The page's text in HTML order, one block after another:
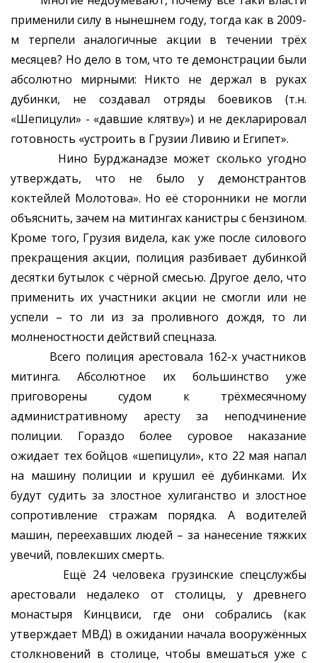
применили силу в нынешнем году, тогда как в 2009-
м терпели аналогичные акции в течении трёх
месяцев? Но дело в том, что те демонстрации были
абсолютно мирными: Никто не держал в руках
дубинки, не создавал отряды боевиков (т.н.
«Шепицули» - «давшие клятву») и не декларировал
готовность «устроить в Грузии Ливию и Египет».
Нино Бурджанадзе может сколько угодно
утверждать, что не было у демонстрантов
коктейлей Молотова». Но её сторонники не могли
объяснить, зачем на митингах канистры с бензином.
Кроме того, Грузия видела, как уже после силового
прекращения акции, полиция разбивает дубинкой
десятки бутылок с чёрной смесью. Другое дело, что
применить их участники акции не смогли или не
успели – то ли из за проливного дождя, то ли
молненостности действий спецназа.
Всего полиция арестовала 162-х участников
митинга. Абсолютное их большинство уже
приговорены судом к трёхмесячному
административному аресту за неподчинение
полиции. Гораздо более суровое наказание
ожидает тех бойцов «шепицули», кто 22 мая напал
на машину полиции и крушил её дубинками. Их
будут судить за злостное хулиганство и злостное
сопротивление стражам порядка. А водителей
машин, переехавших людей – за нанесение тяжких
увечий, повлекших смерть.
Ещё 24 человека грузинские спецслужбы
арестовали недалеко от столицы, у древнего
монастыря Кинцвиси, где они собрались (как
утверждает МВД) в ожидании начала вооружённых
столкновений в столице, чтобы вмешаться уже с